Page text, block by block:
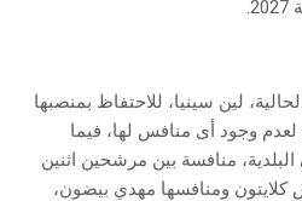
لين سينيا، للاحتفاظ بمنصبها
وجود أى منافس لها، فيما
منافسة بين مرشحين اثنين
كلايتون ومنافسها مهدي بيضون،